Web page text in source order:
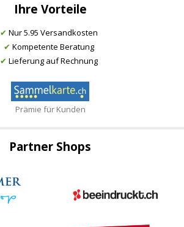
Ihre Vorteile
✔ Nur 5.95 Versandkosten
✔ Kompetente Beratung
✔ Lieferung auf Rechnung
Prämie für Kunden
Partner Shops